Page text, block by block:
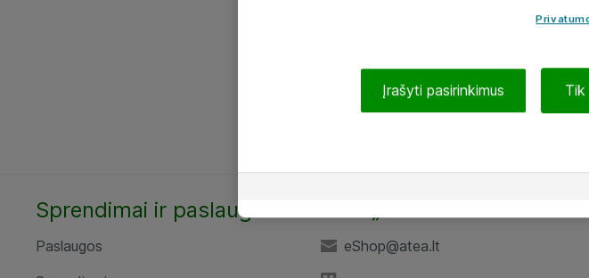
Sprendimai ir paslaugos
Paslaugos
eShop@atea.lt
Įrašyti pasirinkimus Tik